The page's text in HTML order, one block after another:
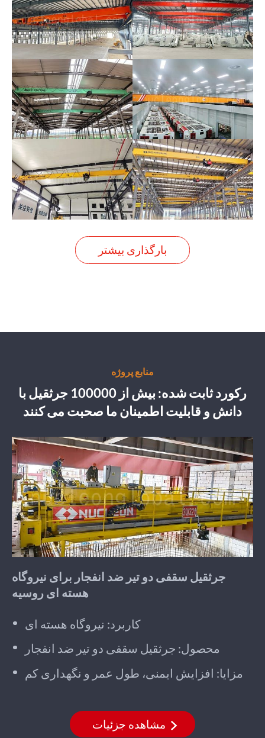
بارگذاری بیشتر
منابع پروژه
رکورد ثابت شده: بیش از 100000 جرثقیل با
دانش و قابلیت اطمینان ما صحبت می کنند
جرثقیل سقفی دو تیر ضد انفجار برای نیروگاه
هسته ای روسیه
کاربرد: نیروگاه هسته ای
محصول: جرثقیل سقفی دو تیر ضد انفجار
مزایا: افزایش ایمنی، طول عمر و نگهداری کم
مشاهده جزئیات